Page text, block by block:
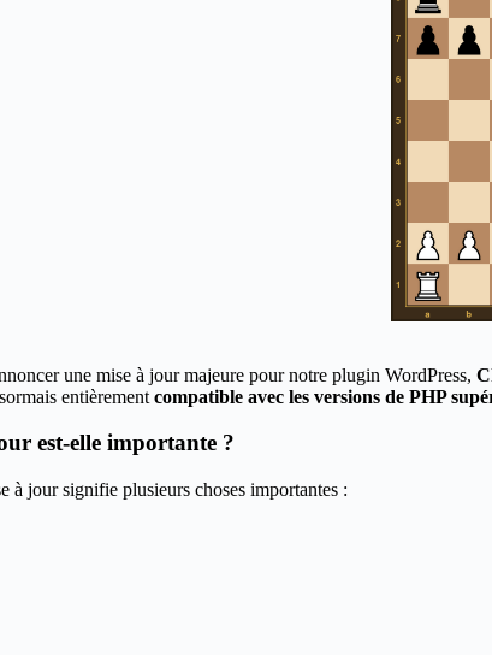
une mise à jour majeure pour notre plugin WordPress,
entièrement compatible avec les versions de PHP
est-elle importante ?
à jour signifie plusieurs choses importantes :